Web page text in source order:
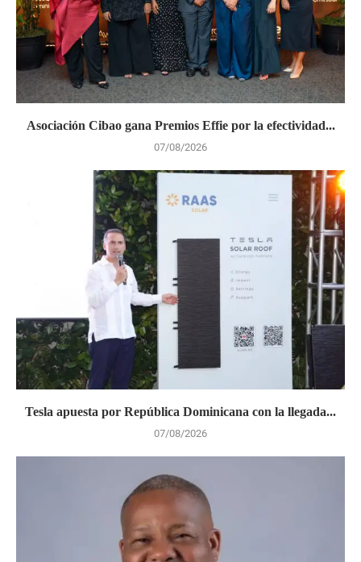
Asociación Cibao gana Premios Effie por la efectividad...
07/08/2026
Tesla apuesta por República Dominicana con la llegada...
07/08/2026